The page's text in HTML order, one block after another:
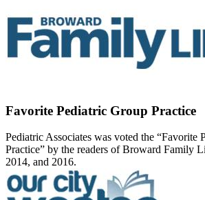
Favorite Pediatric Group Practice
Pediatric Associates was voted the “Favorite
Practice” by the readers of Broward Family
2014, and 2016.